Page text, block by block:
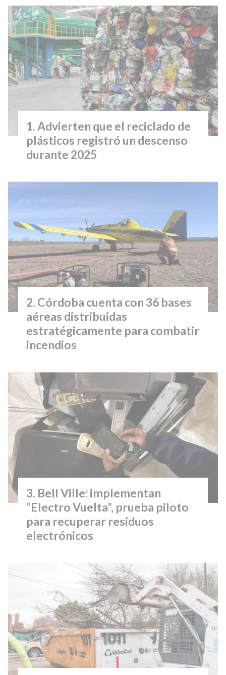
Advierten que el reciclado de
plásticos registró un descenso
durante 2025
Córdoba cuenta con 36 bases
aéreas distribuidas
estratégicamente para combatir
incendios
Bell Ville: implementan
“Electro Vuelta”, prueba piloto
para recuperar residuos
electrónicos